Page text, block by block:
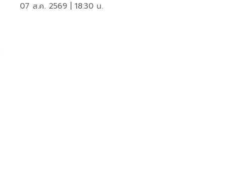
07 ส.ค. 2569 | 18:30 น.